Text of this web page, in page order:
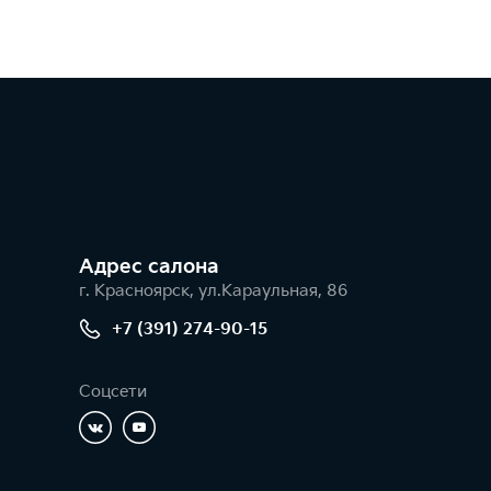
Адрес салонa
г. Красноярск, ул.Караульная, 86
+7 (391) 274-90-15
Соцсети